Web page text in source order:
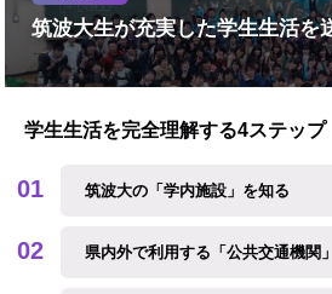
筑波大生が充実した学生生活を
学生生活を完全理解する4ステップ
筑波大の「学内施設」を知る
県内外で利用する「公共交通機関」